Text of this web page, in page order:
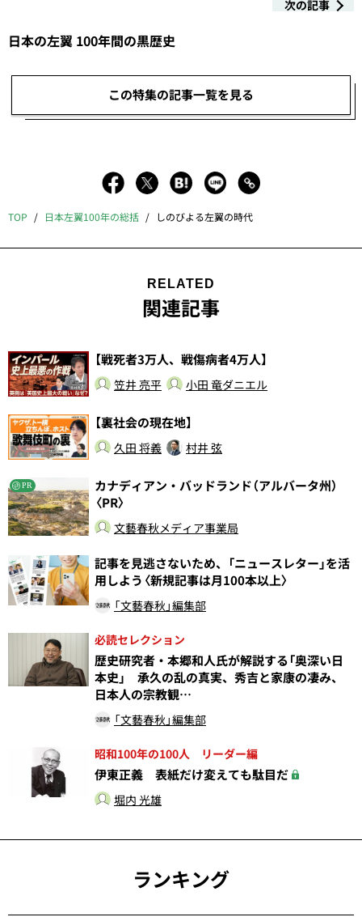
次の記事
日本の左翼 100年間の黒歴史
この特集の記事一覧を見る
TOP 日本左翼100年の総括 しのびよる左翼の時代
RELATED
関連記事
【戦死者3万人、戦傷病者4万人】
笠井 亮平 小田 竜ダニエル
【裏社会の現在地】
久田 将義 村井 弦
PR
カナディアン・バッドランド（アルバータ州）
〈PR〉
文藝春秋メディア事業局
記事を見逃さないため、「ニュースレター」を活
用しよう〈新規記事は月100本以上〉
「文藝春秋」編集部
必読セレクション
歴史研究者・本郷和人氏が解説する「奥深い日
本史」 承久の乱の真実、秀吉と家康の凄み、
日本人の宗教観…
「文藝春秋」編集部
昭和100年の100人 リーダー編
伊東正義 表紙だけ変えても駄目だ
堀内 光雄
ランキング